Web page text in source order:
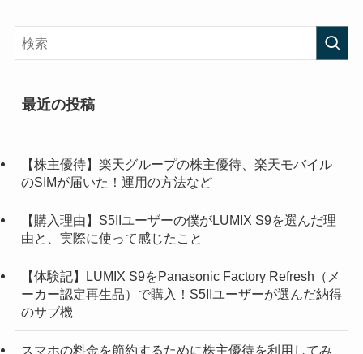
最近の投稿
【株主優待】楽天グループの株主優待、楽天モバイル
のSIMが届いた！運用の方法など
【購入理由】S5IIユーザーの僕がLUMIX S9を選んだ理
由と、実際に使って感じたこと
【体験記】LUMIX S9をPanasonic Factory Refresh（メ
ーカー認定再生品）で購入！S5IIユーザーが選んだ納得
のサブ機
スマホの料金を節約するために株主優待を利用してみ